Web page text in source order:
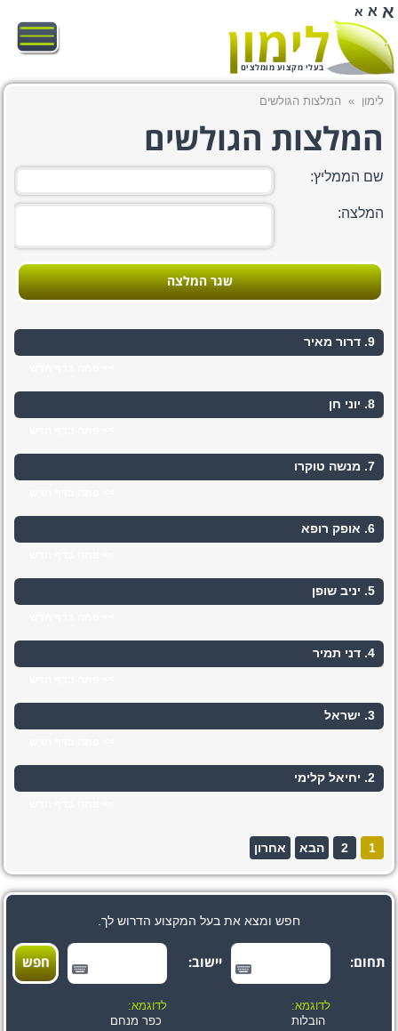
א א א
בעלי מקצוע מומלצים
לימון » המלצות הגולשים
המלצות הגולשים
שם הממליץ:
המלצה:
שגר המלצה
9. דרור מאיר
8. יוני חן
7. מנשה טוקרו
6. אופק רופא
5. יניב שופן
4. דני תמיר
3. ישראל
2. יחיאל קלימי
1
2 הבא אחרון
חפש ומצא את בעל המקצוע הדרוש לך.
תחום:
לדוגמא:
הובלות
יישוב:
לדוגמא:
כפר מנחם